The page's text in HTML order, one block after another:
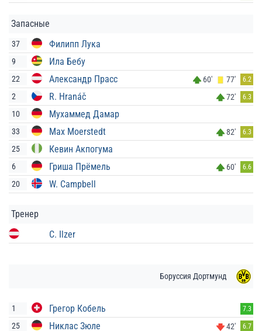
Запасные
37 Филипп Лука
9 Ила Бебу
22 Александр Прасс 60' 77' 6.2
2 R. Hranáč 72' 6.3
10 Мухаммед Дамар
33 Max Moerstedt 82' 6.3
25 Кевин Акпогума
6 Гриша Прёмель 60' 6.6
20 W. Campbell
Тренер
C. Ilzer
Боруссия Дортмунд
1 Грегор Кобель 7.3
25 Никлас Зюле 42' 6.7